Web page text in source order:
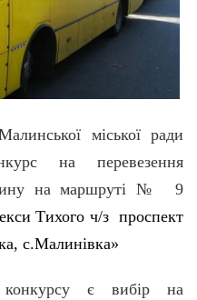
міської ради
на перевезення
на маршруті № 9
Тихого ч/з проспект
с.Малинівка»
є вибір на